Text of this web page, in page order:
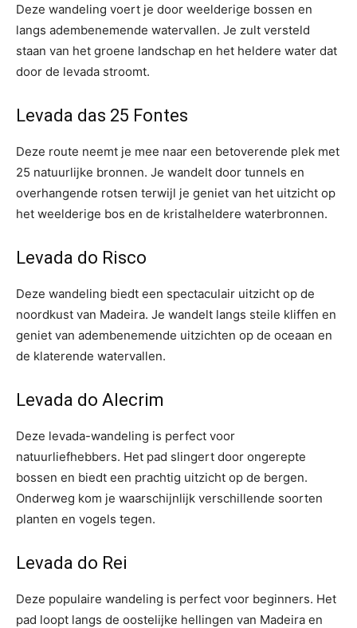
Deze wandeling voert je door weelderige bossen en
langs adembenemende watervallen. Je zult versteld
staan van het groene landschap en het heldere water dat
door de levada stroomt.
Levada das 25 Fontes
Deze route neemt je mee naar een betoverende plek met
25 natuurlijke bronnen. Je wandelt door tunnels en
overhangende rotsen terwijl je geniet van het uitzicht op
het weelderige bos en de kristalheldere waterbronnen.
Levada do Risco
Deze wandeling biedt een spectaculair uitzicht op de
noordkust van Madeira. Je wandelt langs steile kliffen en
geniet van adembenemende uitzichten op de oceaan en
de klaterende watervallen.
Levada do Alecrim
Deze levada-wandeling is perfect voor
natuurliefhebbers. Het pad slingert door ongerepte
bossen en biedt een prachtig uitzicht op de bergen.
Onderweg kom je waarschijnlijk verschillende soorten
planten en vogels tegen.
Levada do Rei
Deze populaire wandeling is perfect voor beginners. Het
pad loopt langs de oostelijke hellingen van Madeira en